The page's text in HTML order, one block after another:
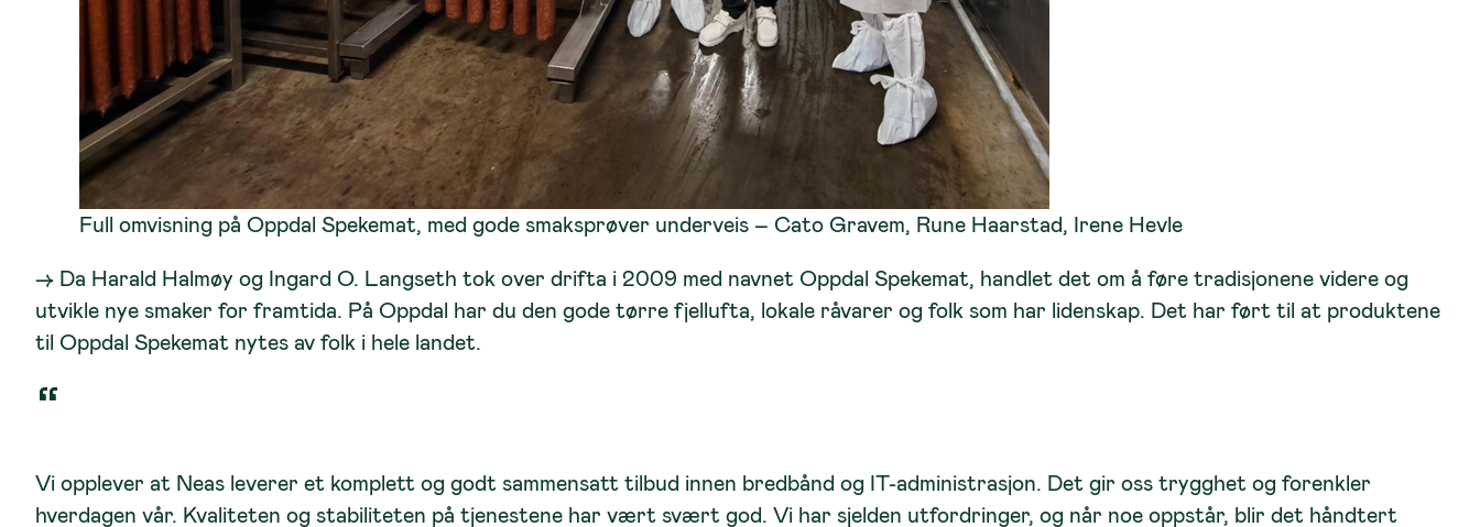
Full omvisning på Oppdal Spekemat, med gode smaksprøver underveis – Cato Gravem, Rune Haarstad, Irene Hevle
→ Da Harald Halmøy og Ingard O. Langseth tok over drifta i 2009 med navnet Oppdal Spekemat, handlet det om å føre tradisjonene videre og
utvikle nye smaker for framtida. På Oppdal har du den gode tørre fjellufta, lokale råvarer og folk som har lidenskap. Det har ført til at produktene
til Oppdal Spekemat nytes av folk i hele landet.
Vi opplever at Neas leverer et komplett og godt sammensatt tilbud innen bredbånd og IT-administrasjon. Det gir oss trygghet og forenkler
hverdagen vår. Kvaliteten og stabiliteten på tjenestene har vært svært god. Vi har sjelden utfordringer, og når noe oppstår, blir det håndtert